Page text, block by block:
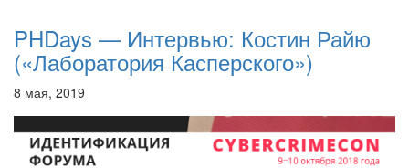
PHDays — Интервью: Костин Райю
(«Лаборатория Касперского»)
8 мая, 2019